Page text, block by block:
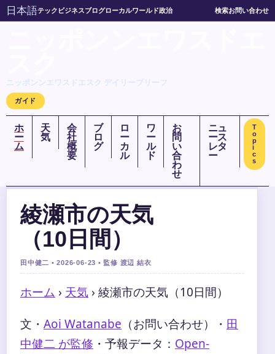
日本語テック ビジネスブログローカルワールド政治 検索お問い合わせ
ニッポンンエワスドエスク デイリーブリーフ
ガイド
ホ
ー
ム
天
気
会
社
概
要
ブ
ロ
グ
ロ
ー
カ
ル
ワ
ー
ル
ド
お
問
い
合
わ
せ
ニュ
ース
レタ
ー
T
o
p
i
c
s
綾瀬市の天気
（10日間）
田中健二 • 2026-06-23 • 監修 渡辺 結衣
ホーム › 天気 › 綾瀬市の天気（10日間）
文・ Aoi Watanabe （お問い合わせ） ・ 田
中健二 が監修 ・ 予報データ： Open-